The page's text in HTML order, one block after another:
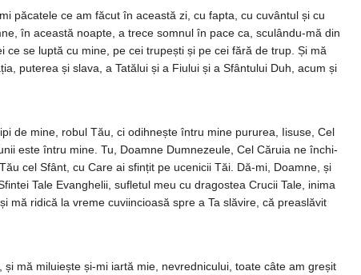
păca­tele ce am făcut în a­ceastă zi, cu fapta, cu cuvântul și cu
în aceas­tă noapte, a trece som­­­nul în pa­ce ca, scu­lându-mă din
se lup­tă cu mine, pe cei tru­pești și pe cei fără de trup. Și mă
puterea și slava, a Ta­tălui și a Fiului și a Sfân­­­tului Duh, acum și
de mine, robul Tău, ci odih­nește întru mine pururea, Iisuse, Cel
este întru mine. Tu, Doam­­ne Dum­ne­zeule, Cel Căruia ne în­chi­­­
cel Sfânt, cu Care ai sfințit pe ucenicii Tăi. Dă-mi, Doamne, și
Tale Evanghelii, su­fletul meu cu dra­gos­tea Crucii Tale, inima
mă ri­dică la vre­me cuviincioasă spre a Ta slăvire, că prea­slăvit
mă miluiește și-mi iartă mie, ne­vrednicu­lui, toate câte am greșit